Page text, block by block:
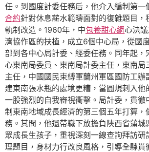
任。到國度計委任務后，他介入編制第一
合約針對休息薪水範疇面對的復雜題目，
軌制改造。1960年，中包養甜心網心決
濟協作區的扶植，成立6個中心局，從國
部到各中心局計委、經委任務。同年起，
心東南局委員、東南局計委主任，東南局
主任，中國國民束縛軍蘭州軍區國防工辦
建東南張水瓶的處境更糟，當圓規刺入他
一股強烈的自我審視衝擊。局計委，貫徹
制東南地域成長經濟的第三個五年打算，
務。其間，他還帶職下放擔負陜西省蒲城
眾成長生孩子，重視深刻一線查詢拜訪研
理題目，身材力行改良風格，引導全縣貫